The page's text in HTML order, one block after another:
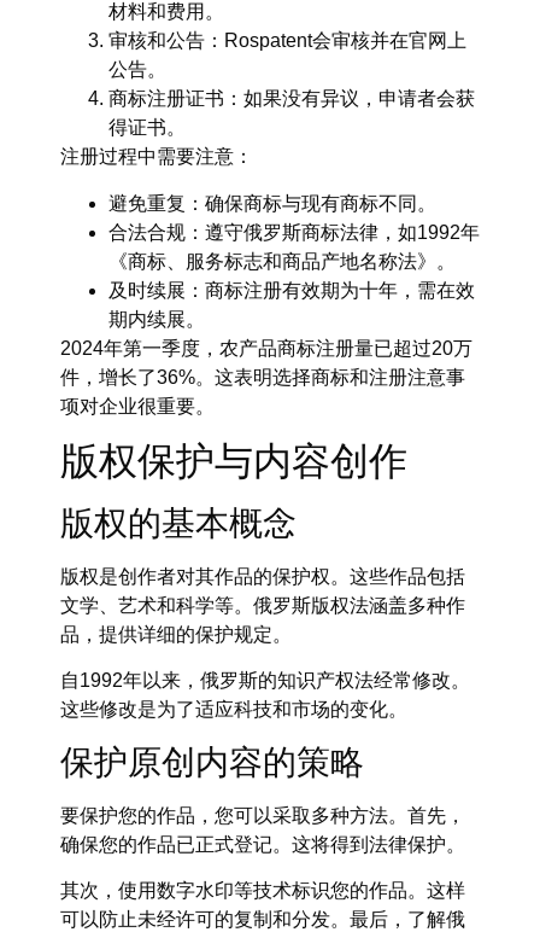
材料和费用。
审核和公告：Rospatent会审核并在官网上
公告。
商标注册证书：如果没有异议，申请者会获
得证书。
注册过程中需要注意：
避免重复：确保商标与现有商标不同。
合法合规：遵守俄罗斯商标法律，如1992年
《商标、服务标志和商品产地名称法》。
及时续展：商标注册有效期为十年，需在效
期内续展。
2024年第一季度，农产品商标注册量已超过20万
件，增长了36%。这表明选择商标和注册注意事
项对企业很重要。
版权保护与内容创作
版权的基本概念
版权是创作者对其作品的保护权。这些作品包括
文学、艺术和科学等。俄罗斯版权法涵盖多种作
品，提供详细的保护规定。
自1992年以来，俄罗斯的知识产权法经常修改。
这些修改是为了适应科技和市场的变化。
保护原创内容的策略
要保护您的作品，您可以采取多种方法。首先，
确保您的作品已正式登记。这将得到法律保护。
其次，使用数字水印等技术标识您的作品。这样
可以防止未经许可的复制和分发。最后，了解俄